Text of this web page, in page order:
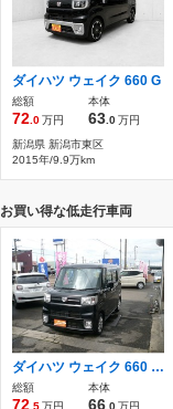
ダイハツ ウェイク 660 G
総額
72 .0万円
本体
63 .0万円
新潟県 新潟市東区
2015年/9.9万km
お買い得な低走行車両
ダイハツ ウェイク 660 D ナビTV Iストップ Rカメラ ドラレコ
総額
72.5万円
本体
66.0万円